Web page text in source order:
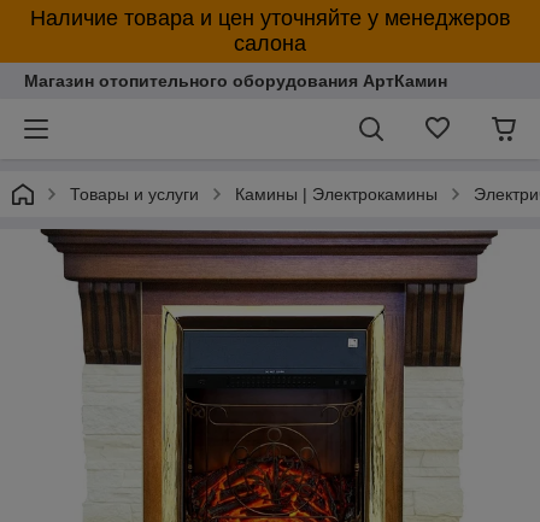
Наличие товара и цен уточняйте у менеджеров
салона
Магазин отопительного оборудования АртКамин
Товары и услуги Камины | Электрокамины